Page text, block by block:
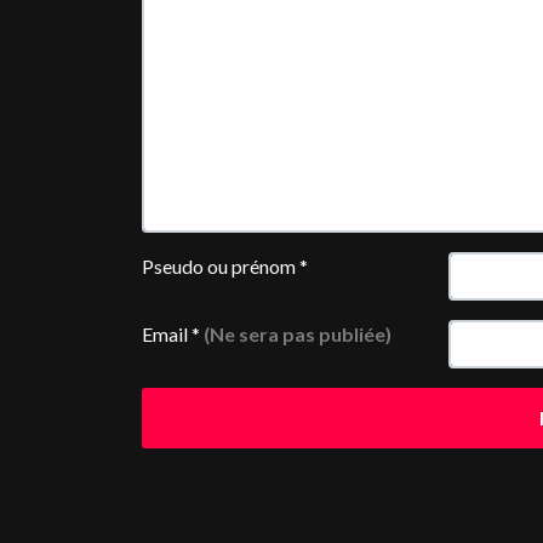
Pseudo ou prénom*
Email* (Ne sera pas publiée)